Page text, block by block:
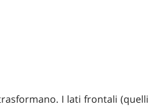
I lati frontali (quelli